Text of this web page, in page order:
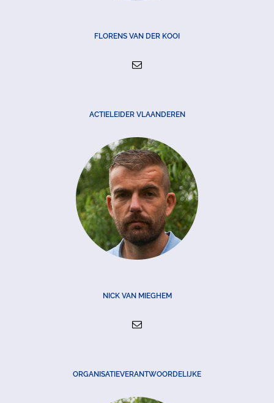
FLORENS VAN DER KOOI
ACTIELEIDER VLAANDEREN
NICK VAN MIEGHEM
ORGANISATIEVERANTWOORDELIJKE